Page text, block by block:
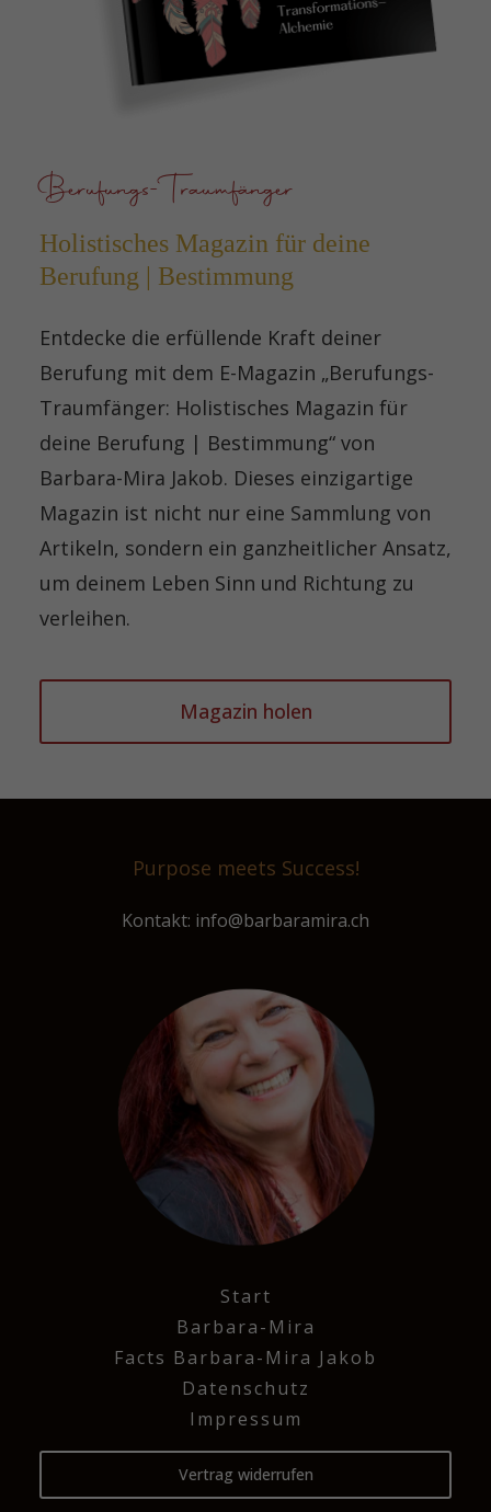
Berufungs-Traumfänger
Holistisches Magazin für deine
Berufung | Bestimmung
Entdecke die erfüllende Kraft deiner
Berufung mit dem E-Magazin „Berufungs-
Traumfänger: Holistisches Magazin für
deine Berufung | Bestimmung“ von
Barbara-Mira Jakob. Dieses einzigartige
Magazin ist nicht nur eine Sammlung von
Artikeln, sondern ein ganzheitlicher Ansatz,
um deinem Leben Sinn und Richtung zu
verleihen.
Magazin holen
Purpose meets Success!
Kontakt: info@barbaramira.ch
Start
Barbara-Mira
Facts Barbara-Mira Jakob
Datenschutz
Impressum
Vertrag widerrufen